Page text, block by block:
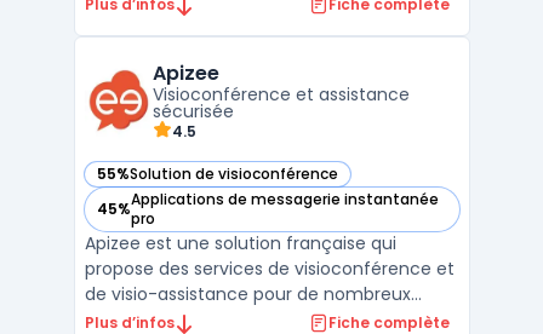
Plus d’infos Fiche complète
Apizee
Visioconférence et assistance
sécurisée
4.5
55%Solution de visioconférence
— voir Apizee dans cette catégorie
45%Applications de messagerie instantanée
pro
— voir Apizee dans cette catégorie
Apizee est une solution française qui
propose des services de visioconférence et
de visio-assistance pour de nombreux
secteurs comme la santé, l’industrie, et le
Plus d’infos Fiche complète